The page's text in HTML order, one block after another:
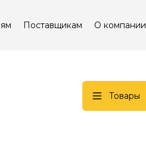
Поставщикам О компании
Товары